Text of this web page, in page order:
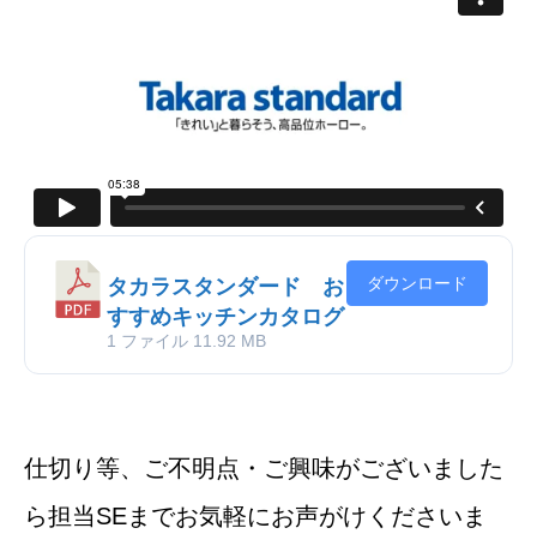
タカラスタンダード お
すすめキッチンカタログ
1 ファイル 11.92 MB
ダウンロード
仕切り等、ご不明点・ご興味がございました
ら担当SEまでお気軽にお声がけくださいま